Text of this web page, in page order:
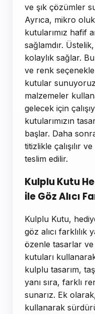
ve şık çözümler
Ayrıca, mikro
kutularımız hafif
sağlamdır.
kolaylık sağlar.
ve renk
kutular
malzemeler
gelecek için
kutularımızın
başlar. Daha
titizlikle çalışılır
teslim edilir.
Kulplu Kutu
ile Göz Alıcı
Kulplu Kutu,
göz alıcı
özenle tasarlar
kutuları
kulplu tasarım,
yanı sıra, farklı
sunarız. Ek
kullanarak